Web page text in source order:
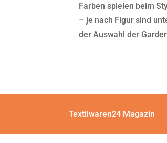
Farben spielen beim
– je nach Figur sind
der Auswahl der
Textilwaren24 Magazin